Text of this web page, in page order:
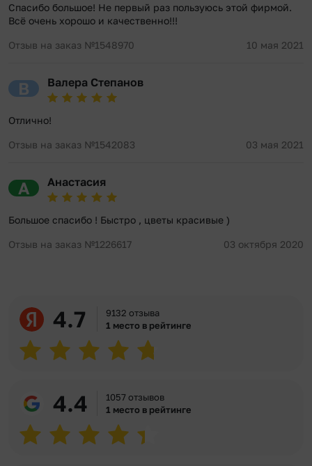
Спасибо большое! Не первый раз пользуюсь этой фирмой.
Всё очень хорошо и качественно!!!
Отзыв на заказ №1548970 10 мая 2021
В Валера Степанов
Отлично!
Отзыв на заказ №1542083 03 мая 2021
А Анастасия
Большое спасибо ! Быстро , цветы красивые )
Отзыв на заказ №1226617 03 октября 2020
4.7
9132 отзыва
1 место в рейтинге
4.4
1057 отзывов
1 место в рейтинге